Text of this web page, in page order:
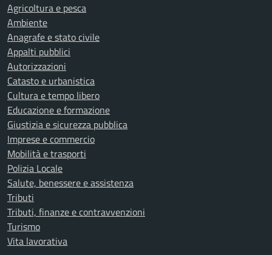
Agricoltura e pesca
Ambiente
Anagrafe e stato civile
Appalti pubblici
Autorizzazioni
Catasto e urbanistica
Cultura e tempo libero
Educazione e formazione
Giustizia e sicurezza pubblica
Imprese e commercio
Mobilità e trasporti
Polizia Locale
Salute, benessere e assistenza
Tributi
Tributi, finanze e contravvenzioni
Turismo
Vita lavorativa